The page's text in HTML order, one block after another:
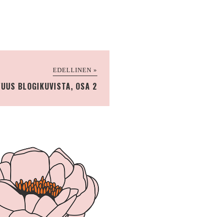
EDELLINEN »
BLOGIKUVISTA, OSA 2